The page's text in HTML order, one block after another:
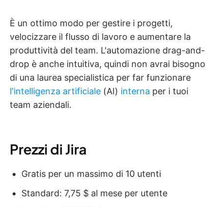
È un ottimo modo per gestire i progetti,
velocizzare il flusso di lavoro e aumentare la
produttività del team. L'automazione drag-and-
drop è anche intuitiva, quindi non avrai bisogno
di una laurea specialistica per far funzionare
l'intelligenza artificiale (AI) interna per i tuoi
team aziendali.
Prezzi di Jira
Gratis per un massimo di 10 utenti
Standard: 7,75 $ al mese per utente